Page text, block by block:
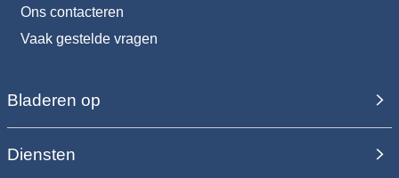
Ons contacteren
Vaak gestelde vragen
Bladeren op
Diensten